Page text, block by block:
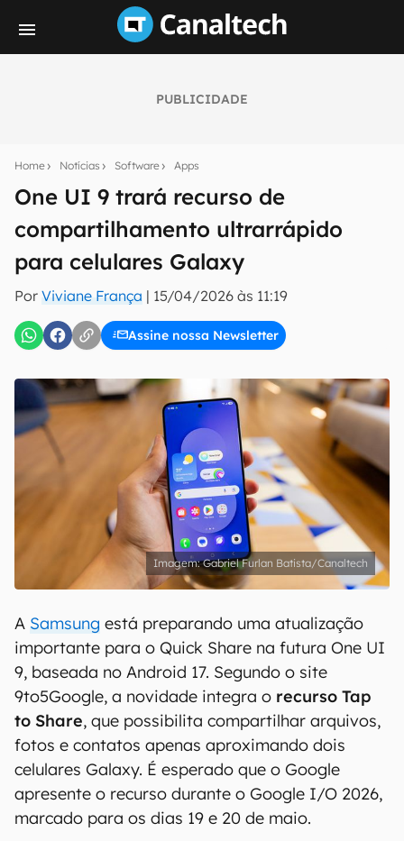
PUBLICIDADE
Home Notícias Software Apps
One UI 9 trará recurso de
compartilhamento ultrarrápido
para celulares Galaxy
Por Viviane França | 15/04/2026 às 11:19
Assine nossa Newsletter
notícias e reviews sobre tecnologia em primeira
mão.
E-mail
inscreva-se
Uso e Política de Privacidade do Canaltech.
Gabriel Furlan Batista/Canaltech
A Samsung está preparando uma atualização
importante para o Quick Share na futura One UI
9, baseada no Android 17. Segundo o site
9to5Google, a novidade integra o recurso Tap
to Share, que possibilita compartilhar arquivos,
fotos e contatos apenas aproximando dois
celulares Galaxy. É esperado que o Google
apresente o recurso durante o Google I/O 2026,
marcado para os dias 19 e 20 de maio.